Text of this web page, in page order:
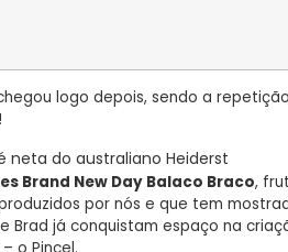
logo depois, sendo a
neta do australiano Heiderst
Brand New Day Balaco Braco,
por nós e que tem
Brad já conquistam espaço na
o Pincel.